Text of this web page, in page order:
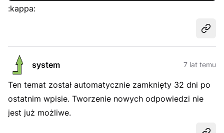
:kappa:
system 7 lat temu
Ten temat został automatycznie zamknięty 32 dni po
ostatnim wpisie. Tworzenie nowych odpowiedzi nie
jest już możliwe.